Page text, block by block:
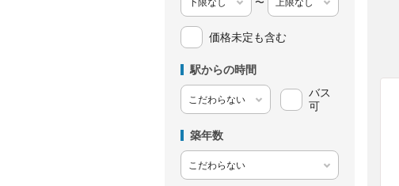
価格未定も含む
駅からの時間
バス
可
築年数